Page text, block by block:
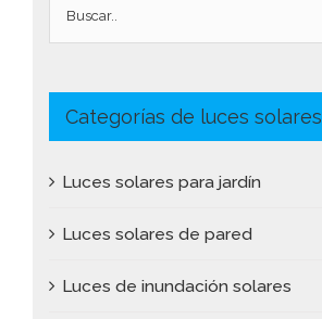
Categorías de luces solares
Luces solares para jardín
Luces solares de pared
Luces de inundación solares